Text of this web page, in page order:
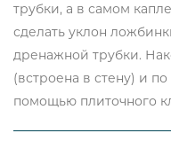
трубки, а в самом
сделать уклон
дренажной трубки.
(встроена в стену) и
помощью плиточного